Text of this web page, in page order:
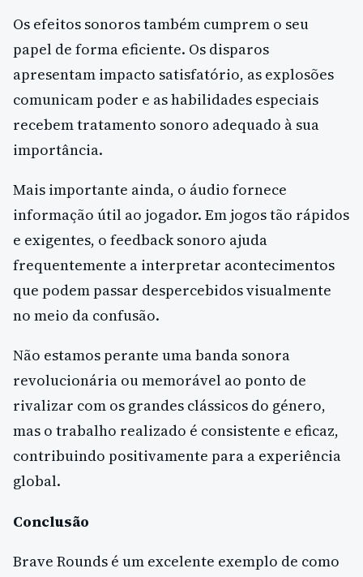
Os efeitos sonoros também cumprem o seu
papel de forma eficiente. Os disparos
apresentam impacto satisfatório, as explosões
comunicam poder e as habilidades especiais
recebem tratamento sonoro adequado à sua
importância.
Mais importante ainda, o áudio fornece
informação útil ao jogador. Em jogos tão rápidos
e exigentes, o feedback sonoro ajuda
frequentemente a interpretar acontecimentos
que podem passar despercebidos visualmente
no meio da confusão.
Não estamos perante uma banda sonora
revolucionária ou memorável ao ponto de
rivalizar com os grandes clássicos do género,
mas o trabalho realizado é consistente e eficaz,
contribuindo positivamente para a experiência
global.
Conclusão
Brave Rounds é um excelente exemplo de como